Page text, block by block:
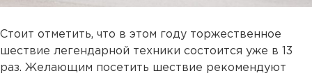
Стоит отметить, что в этом году торжественное
шествие легендарной техники состоится уже в 13
раз. Желающим посетить шествие рекомендуют